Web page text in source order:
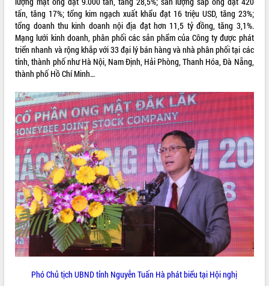
VIDEO
Không có file video nào để phát.
ALBUM ẢNH
tấn, tăng 17%; tổng kim ngạch xuất khẩu đạt 16 triệu USD, tăng 23%;
tổng doanh thu kinh doanh nội địa đạt hơn 11,5 tỷ đồng, tăng 3,1%.
Mạng lưới kinh doanh, phân phối các sản phẩm của Công ty được phát
triển nhanh và rộng khắp với 33 đại lý bán hàng và nhà phân phối tại các
tỉnh, thành phố như Hà Nội, Nam Định, Hải Phòng, Thanh Hóa, Đà Nẵng,
thành phố Hồ Chí Minh…
Phó Chủ tịch UBND tỉnh Nguyễn Tuấn Hà phát biểu tại Hội nghị